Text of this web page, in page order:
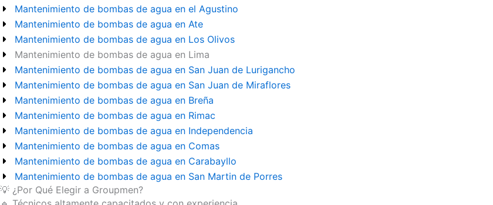
Mantenimiento de bombas de agua en el Agustino
Mantenimiento de bombas de agua en Ate
Mantenimiento de bombas de agua en Los Olivos
Mantenimiento de bombas de agua en Lima
Mantenimiento de bombas de agua en San Juan de Lurigancho
Mantenimiento de bombas de agua en San Juan de Miraflores
Mantenimiento de bombas de agua en Breña
Mantenimiento de bombas de agua en Rimac
Mantenimiento de bombas de agua en Independencia
Mantenimiento de bombas de agua en Comas
Mantenimiento de bombas de agua en Carabayllo
Mantenimiento de bombas de agua en San Martin de Porres
💡 ¿Por Qué Elegir a Groupmen?